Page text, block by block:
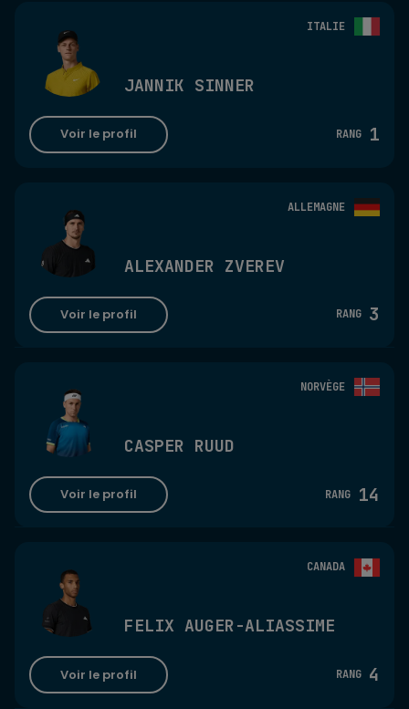
ITALIE
JANNIK SINNER
Voir le profil RANG 1
ALLEMAGNE
ALEXANDER ZVEREV
Voir le profil RANG 3
NORVÈGE
CASPER RUUD
Voir le profil RANG 14
CANADA
FELIX AUGER-ALIASSIME
Voir le profil RANG 4